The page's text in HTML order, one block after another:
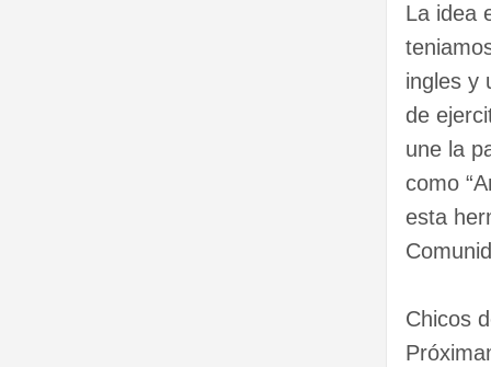
La idea
ingles y
de
une la
como
esta
Chicos